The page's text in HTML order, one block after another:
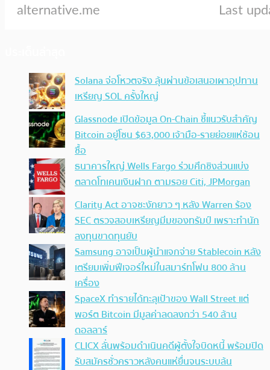
Solana จ่อโหวตจริง ลุ้นผ่านข้อเสนอเผาอุปทาน
เหรียญ SOL ครั้งใหญ่
Glassnode เปิดข้อมูล On-Chain ชี้แนวรับสำคัญ
Bitcoin อยู่โซน $63,000 เจ้ามือ-รายย่อยแห่ช้อน
ซื้อ
ธนาคารใหญ่ Wells Fargo ร่วมศึกชิงส่วนแบ่ง
ตลาดโทเคนเงินฝาก ตามรอย Citi, JPMorgan
Clarity Act อาจชะงักยาว ๆ หลัง Warren ร้อง
SEC ตรวจสอบเหรียญมีมของทรัมป์ เพราะทำนัก
ลงทุนขาดทุนยับ
Samsung อาจเป็นผู้นำแจกจ่าย Stablecoin หลัง
เตรียมเพิ่มฟีเจอร์ใหม่ในสมาร์ทโฟน 800 ล้าน
เครื่อง
SpaceX ทำรายได้ทะลุเป้าของ Wall Street แต่
พอร์ต Bitcoin มีมูลค่าลดลงกว่า 540 ล้าน
ดอลลาร์
CLICX ลั่นพร้อมดำเนินคดีผู้ตั้งใจบิดหนี้ พร้อมปิด
รับสมัครชั่วคราวหลังคนแห่ยื่นจนระบบล้น